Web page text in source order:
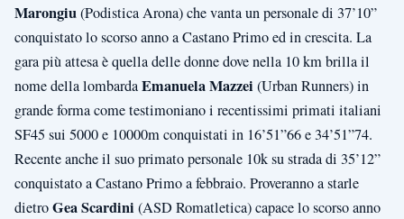
Marongiu(Podistica Arona) che vanta un personale di 37’10”
conquistato lo scorso anno a Castano Primo ed in crescita. La
gara più attesa è quella delle donne dove nella 10 km brilla il
nome della lombardaEmanuela Mazzei (Urban Runners) in
grande forma come testimoniano i recentissimi primati italiani
SF45 sui 5000 e 10000m conquistati in 16’51”66 e 34’51”74.
Recente anche il suo primato personale 10k su strada di 35’12”
conquistato a Castano Primo a febbraio. Proveranno a starle
dietroGea Scardini (ASD Romatletica) capace lo scorso anno